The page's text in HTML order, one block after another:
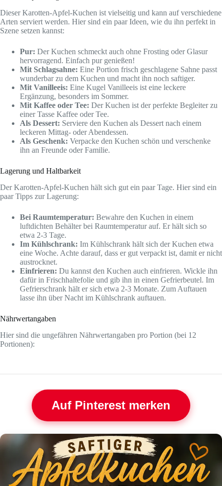
Dieser Karotten-Apfel-Kuchen ist vielseitig und kann auf verschiedene
Arten serviert werden. Hier sind ein paar Ideen, wie du ihn perfekt in
Szene setzen kannst:
Pur: Der Kuchen schmeckt auch ohne Frosting oder Glasur
hervorragend. Einfach pur genießen!
Mit Schlagsahne: Eine Portion frisch geschlagene Sahne passt
wunderbar zu dem Kuchen und macht ihn noch saftiger.
Mit Vanilleeis: Eine Kugel Vanilleeis ist eine leckere
Ergänzung, besonders im Sommer.
Mit Kaffee oder Tee: Der Kuchen ist der perfekte Begleiter zu
einer Tasse Kaffee oder Tee.
Als Dessert: Serviere den Kuchen als Dessert nach einem
leckeren Mittag- oder Abendessen.
Als Geschenk: Verpacke den Kuchen schön und verschenke
ihn an Freunde oder Familie.
Lagerung und Haltbarkeit
Der Karotten-Apfel-Kuchen hält sich gut ein paar Tage. Hier sind ein
paar Tipps zur Lagerung:
Bei Raumtemperatur: Bewahre den Kuchen in einem
luftdichten Behälter bei Raumtemperatur auf. Er hält sich so
etwa 2-3 Tage.
Im Kühlschrank: Im Kühlschrank hält sich der Kuchen etwa
eine Woche. Achte darauf, dass er gut verpackt ist, damit er nicht
austrocknet.
Einfrieren: Du kannst den Kuchen auch einfrieren. Wickle ihn
dafür in Frischhaltefolie und gib ihn in einen Gefrierbeutel. Im
Gefrierschrank hält er sich etwa 2-3 Monate. Zum Auftauen
lasse ihn über Nacht im Kühlschrank auftauen.
Nährwertangaben
Hier sind die ungefähren Nährwertangaben pro Portion (bei 12
Portionen):
Auf Pinterest merken